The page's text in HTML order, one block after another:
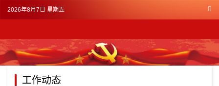
2026年8月7日 星期五
工作动态